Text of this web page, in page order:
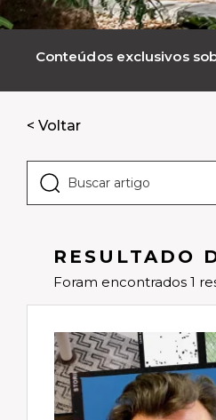
Conteúdos exclusivos
< Voltar
RESULTADO
Foram encontrados 1